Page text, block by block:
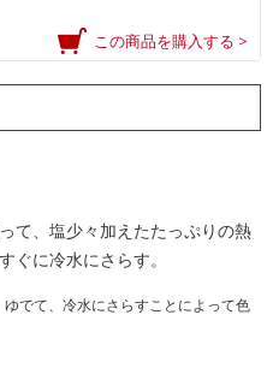
この商品を購入する >
て、塩少々加えたたっぷりの熱
ぐに冷水にさらす。
でて、冷水にさらすことによって色